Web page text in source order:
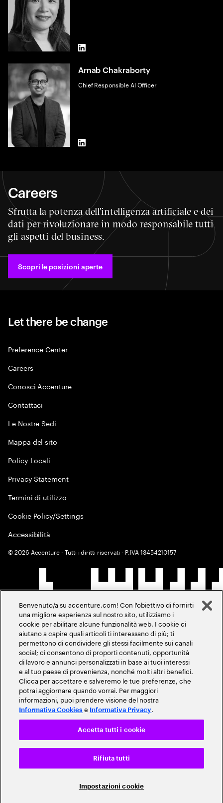
LinkedIn
Arnab Chakraborty
Chief Responsible AI Officer
LinkedIn
Careers
Sfrutta la potenza dell'intelligenza artificiale e dei
dati per rivoluzionare in modo responsabile tutti
gli aspetti del business.
Scopri le posizioni aperte
Let there be change
Preference Center
Careers
Conosci Accenture
Contattaci
Le Nostre Sedi
Mappa del sito
Policy Locali
Privacy Statement
Termini di utilizzo
Cookie Policy/Settings
Accessibilità
©2026 Accenture - Tutti i diritti riservati - P.IVA 13454210157
Benvenuto/a su accenture.com! Con l'obiettivo di fornirti
una migliore esperienza sul nostro sito, utilizziamo i
cookie per abilitare alcune funzionalità web. I cookie ci
aiutano a capire quali articoli ti interessano di più; ti
permettono di condividere gli stessi facilmente sui canali
social; ci consentono di proporti contenuti, opportunità
di lavoro e annunci personalizzati in base ai tuoi interessi
e al tuo paese di provenienza, nonché molti altri benefici.
Clicca per accettare e salveremo le tue preferenze, che
potrai aggiornare quando vorrai. Per maggiori
informazioni, puoi prendere visione del nostra
Informativa Cookies e Informativa Privacy.
Impostazioni cookie
Rifiuta tutti
Accetta tutti i cookie